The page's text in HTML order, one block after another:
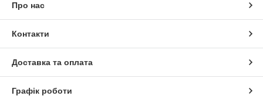
Про нас
Контакти
Доставка та оплата
Графік роботи